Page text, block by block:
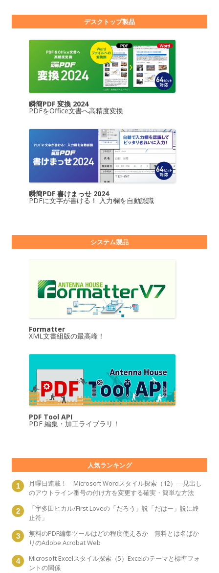
デスクトップ製品
瞬簡PDF 変換 2024
PDFをOffice文書へ高精度変換
瞬簡PDF 書けまっせ 2024
PDFに文字が書ける！ 入力欄を自動認識
システム製品
Formatter
XML文書組版の最高峰！
PDF Tool API
PDF 編集・加工ライブラリ！
人気ランキング
月曜日連載！ Microsoft Wordスタイル探索（12）―見出し
のアウトライン番号の付け方を変更する確実・簡単な方法
「宇多田ヒカル/First Loveの「だろう」説「だはー」説に終
止符」
無料のPDF編集ツールはどの程度使えるか―無料とは名ばか
りのAdobe Acrobat Web
Microsoft Excelスタイル探索（5）Excelのテーマと標準フォ
ントの関係